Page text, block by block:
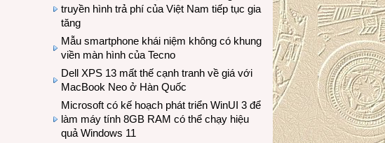
truyền hình trả phí của Việt Nam tiếp tục gia
tăng
Mẫu smartphone khái niệm không có khung
viền màn hình của Tecno
Dell XPS 13 mất thế cạnh tranh về giá với
MacBook Neo ở Hàn Quốc
Microsoft có kế hoạch phát triển WinUI 3 để
làm máy tính 8GB RAM có thể chạy hiệu
quả Windows 11